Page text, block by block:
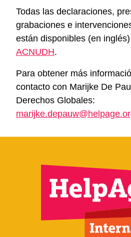
Todas las declaraciones,
grabaciones e
están disponibles (en inglés)
ACNUDH.
Para obtener más
contacto con Marijke De
Derechos Globales: